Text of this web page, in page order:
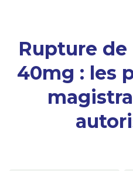
Rupture
40mg : les